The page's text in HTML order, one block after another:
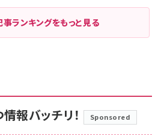
ランキングをもっと見る
報バッチリ！ Sponsored